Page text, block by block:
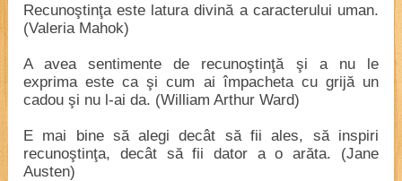
Recunoştinţa este latura divină a caracterului uman.
(Valeria Mahok)
A avea sentimente de recunoştinţă şi a nu le
exprima este ca şi cum ai împacheta cu grijă un
cadou şi nu l-ai da. (William Arthur Ward)
E mai bine să alegi decât să fii ales, să inspiri
recunoştinţa, decât să fii dator a o arăta. (Jane
Austen)